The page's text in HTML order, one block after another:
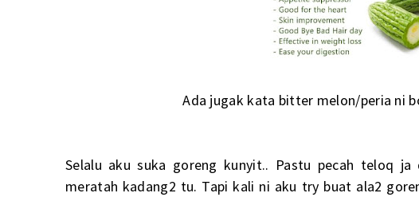
Ada jugak kata bitter melon/peria ni
Selalu aku suka goreng kunyit.. Pastu pecah teloq
meratah kadang2 tu. Tapi kali ni aku try buat ala2